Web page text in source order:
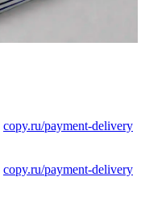
copy.ru/payment-delivery
copy.ru/payment-delivery